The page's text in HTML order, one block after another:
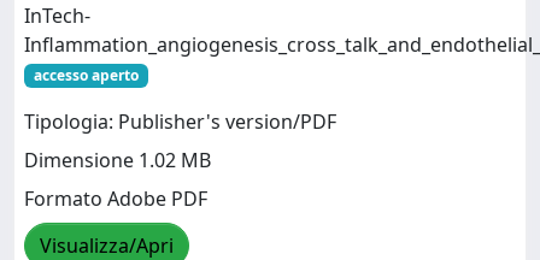
InTech-
accesso aperto
Tipologia: Publisher's version/PDF
Dimensione 1.02 MB
Formato Adobe PDF
Visualizza/Apri